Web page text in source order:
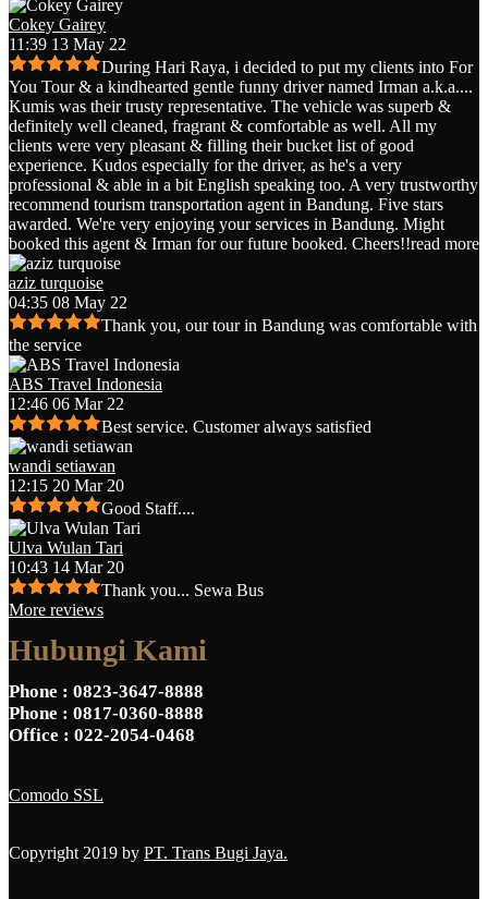
Cokey Gairey
11:39 13 May 22
During Hari Raya, i decided to put my clients into For
You Tour & a kindhearted gentle funny driver named Irman a.k.a....
Kumis was their trusty representative. The vehicle was superb &
definitely well cleaned, fragrant & comfortable as well. All my
clients were very pleasant & filling their bucket list of good
experience. Kudos especially for the driver, as he's a very
professional & able in a bit English speaking too. A very trustworthy
recommend tourism transportation agent in Bandung. Five stars
awarded. We're very enjoying your services in Bandung. Might
booked this agent & Irman for our future booked. Cheers!!read more
aziz turquoise
04:35 08 May 22
Thank you, our tour in Bandung was comfortable with
the service
ABS Travel Indonesia
12:46 06 Mar 22
Best service. Customer always satisfied
wandi setiawan
12:15 20 Mar 20
Good Staff....
Ulva Wulan Tari
10:43 14 Mar 20
Thank you... Sewa Bus
More reviews
Hubungi Kami
Phone : 0823-3647-8888
Phone : 0817-0360-8888
Office : 022-2054-0468
Comodo SSL
Copyright 2019 by PT. Trans Bugi Jaya.